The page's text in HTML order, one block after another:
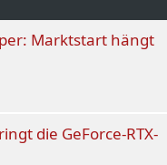
Marktstart hängt
die GeForce-RTX-